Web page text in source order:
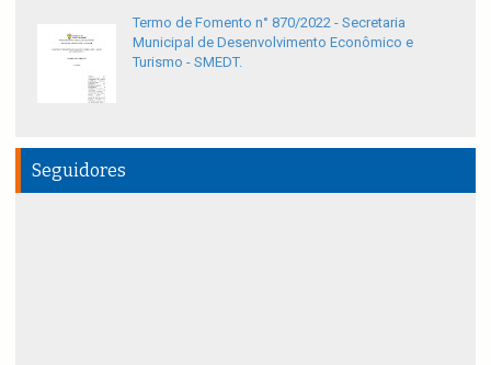
Termo de Fomento n° 870/2022 - Secretaria
Municipal de Desenvolvimento Econômico e
Turismo - SMEDT.
Seguidores